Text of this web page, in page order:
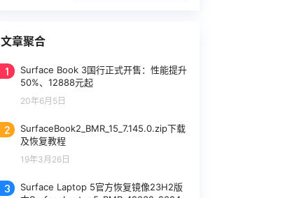
文章聚合
1
Surface Book 3国行正式开售：性能提升
50%、12888元起
20年6月5日
2
SurfaceBook2_BMR_15_7.145.0.zip下载
及恢复教程
19年3月26日
3
Surface Laptop 5官方恢复镜像23H2版